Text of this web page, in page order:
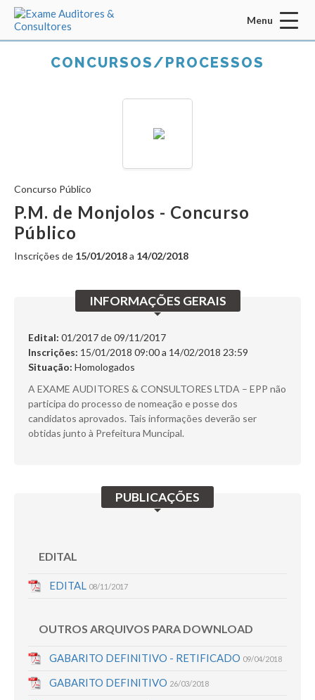
Acessar Área do Candidato:
ENTRAR
Esqueci a senha
INÍCIO
MISSÃO / VISÃO / VALORES
DÚVIDAS
CERTIFICADO
FALE CONOSCO
Menu
CONCURSOS/PROCESSOS
Concurso Público
P.M. de Monjolos - Concurso
Público
Inscrições de 15/01/2018a 14/02/2018
INFORMAÇÕES GERAIS
Edital: 01/2017 de09/11/2017
Inscrições: 15/01/2018 09:00 a 14/02/2018 23:59
Situação: Homologados
A EXAME AUDITORES & CONSULTORES LTDA – EPP não
participa do processo de nomeação e posse dos
candidatos aprovados. Tais informações deverão ser
obtidas junto à Prefeitura Muncipal.
PUBLICAÇÕES
EDITAL
EDITAL 08/11/2017
OUTROS ARQUIVOS PARA DOWNLOAD
GABARITO DEFINITIVO - RETIFICADO 09/04/2018
GABARITO DEFINITIVO 26/03/2018